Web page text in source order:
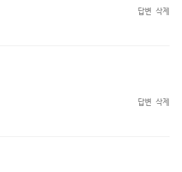
답변 삭제
답변 삭제